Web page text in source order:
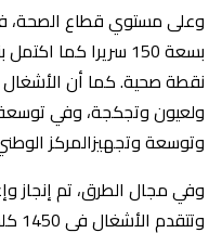
وعلى مستوي قطاع الصحة،
نقطة صحية. كما أن
ولعيون وتجكجة، وفي
وتوسعة وتجهيزالمركز